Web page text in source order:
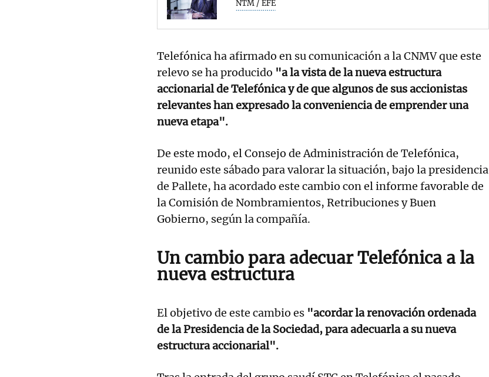
NTM / EFE
Telefónica ha afirmado en su comunicación a la CNMV que este
relevo se ha producido "a la vista de la nueva estructura
accionarial de Telefónica y de que algunos de sus accionistas
relevantes han expresado la conveniencia de emprender una
nueva etapa".
De este modo, el Consejo de Administración de Telefónica,
reunido este sábado para valorar la situación, bajo la presidencia
de Pallete, ha acordado este cambio con el informe favorable de
la Comisión de Nombramientos, Retribuciones y Buen
Gobierno, según la compañía.
Un cambio para adecuar Telefónica a la
nueva estructura
El objetivo de este cambio es "acordar la renovación ordenada
de la Presidencia de la Sociedad, para adecuarla a su nueva
estructura accionarial".